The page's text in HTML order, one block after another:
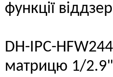
функції
DH-IPC-
матрицю 1/